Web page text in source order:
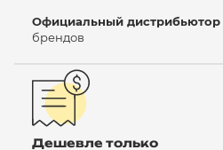
Официальный дистрибьютор
брендов
Дешевле только